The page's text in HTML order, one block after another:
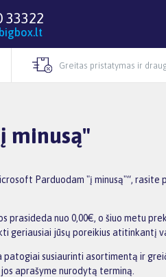
33322
Greitas pristatymas ir
minusą"
Parduodam "į minusą"“,
prasideda nuo 0,00€, o šiuo metu
geriausiai jūsų poreikius atitinkantį
susiaurinti asortimentą ir
aprašyme nurodytą terminą.